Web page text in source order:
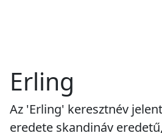
Erling
Az 'Erling' keresztnév
eredete skandináv